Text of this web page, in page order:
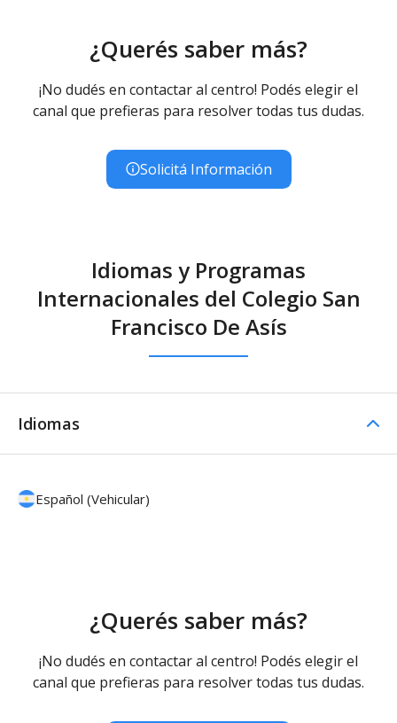
¿Querés saber más?
¡No dudés en contactar al centro! Podés elegir el
canal que prefieras para resolver todas tus dudas.
Solicitá Información
Idiomas y Programas
Internacionales del Colegio San
Francisco De Asís
Idiomas
Español (Vehicular)
¿Querés saber más?
¡No dudés en contactar al centro! Podés elegir el
canal que prefieras para resolver todas tus dudas.